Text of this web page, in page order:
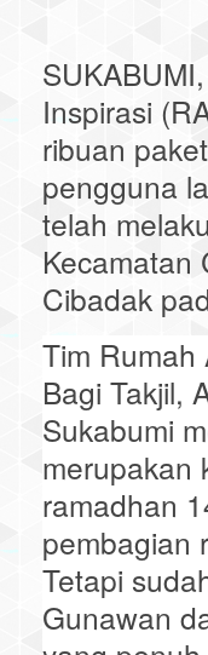
Inspirasi
ribuan
pengguna
telah
Kecamatan
Cibadak
Tim Rumah
Bagi Takjil,
Sukabumi
merupakan
ramadhan
pembagian
Tetapi
Gunawan